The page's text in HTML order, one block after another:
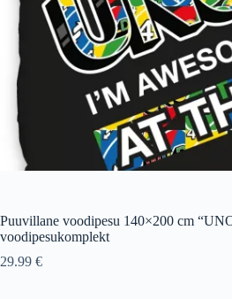
Puuvillane voodipesu 140×200 cm
voodipesukomplekt
29.99 €